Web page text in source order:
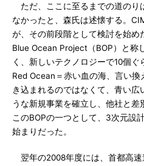
ただ、ここに至るまでの道のり
なかったと、森氏は述懐する。
が、その前段階として検討を始め
Blue Ocean Project（BOP）と称
く、新しいテクノロジーで10個
Red Ocean＝赤い血の海、言い
き込まれるのではなくて、青い広
うな新規事業を確立し、他社と差
このBOPの一つとして、3次元設
始まりだった。
翌年の2008年度には、首都高